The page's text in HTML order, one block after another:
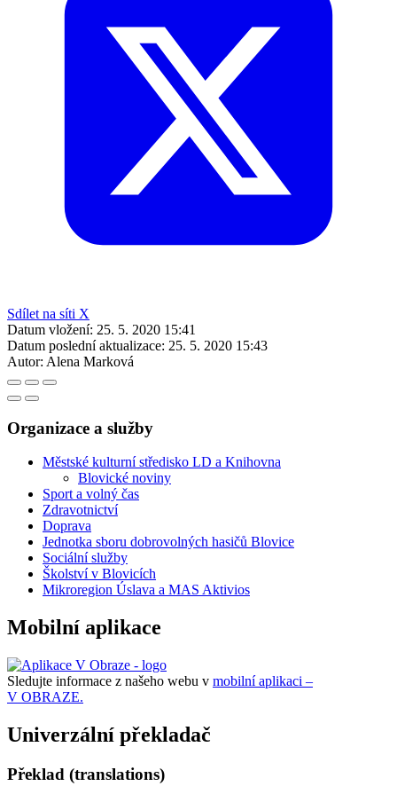
Sdílet na síti X
Datum vložení: 25. 5. 2020 15:41
Datum poslední aktualizace: 25. 5. 2020 15:43
Autor: Alena Marková
Organizace a služby
Městské kulturní středisko LD a Knihovna
Blovické noviny
Sport a volný čas
Zdravotnictví
Doprava
Jednotka sboru dobrovolných hasičů Blovice
Sociální služby
Školství v Blovicích
Mikroregion Úslava a MAS Aktivios
Mobilní aplikace
Sledujte informace z našeho webu v mobilní aplikaci –
V OBRAZE.
Univerzální překladač
Překlad (translations)